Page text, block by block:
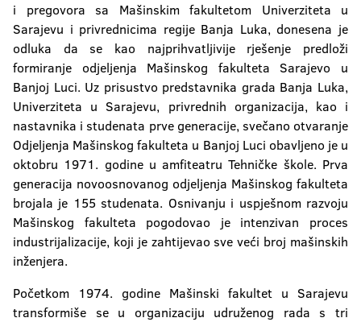
Poljoprivredni fakultet
Pravni fakultet
Prirodno-matematički fakultet
Rudarski fakultet
Tehnološki fakultet
Fakultet bezbjednosnih nauka
Fakultet političkih nauka
Filozofski fakultet
i pregovora sa Mašinskim fakultetom Univerziteta u
Sarajevu i privrednicima regije Banja Luka, donesena je
odluka da se kao najprihvatljivije rješenje predloži
formiranje odjeljenja Mašinskog fakulteta Sarajevo u
Banjoj Luci. Uz prisustvo predstavnika grada Banja Luka,
Univerziteta u Sarajevu, privrednih organizacija, kao i
nastavnika i studenata prve generacije, svečano otvaranje
Odjeljenja Mašinskog fakulteta u Banjoj Luci obavljeno je u
oktobru 1971. godine u amfiteatru Tehničke škole. Prva
generacija novoosnovanog odjeljenja Mašinskog fakulteta
brojala je 155 studenata. Osnivanju i uspješnom razvoju
Mašinskog fakulteta pogodovao je intenzivan proces
industrijalizacije, koji je zahtijevao sve veći broj mašinskih
inženjera.
Početkom 1974. godine Mašinski fakultet u Sarajevu
transformiše se u organizaciju udruženog rada s tri